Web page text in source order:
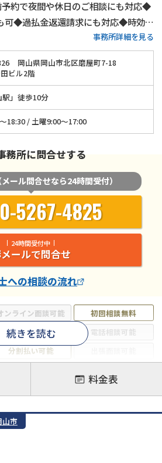
約で夜間や休日のご相談にも対応◆
可◆過払金返還請求にも対応◆時効の
「岡山駅」から徒歩10分◆岡山電
徒歩2分
事務所詳細を見る
ンライン面談可能
初回相談無料
19時以降電話可能
電話相談可能
分割払い可能
自己破産
任意整理
時効援用
続きを読む
岡山県岡山市北区磨屋町7-18
ビル2階
駅」徒歩10分
18:30 / 土曜9:00～17:00
務所に問合せする
メール問合せなら24時間受付）
5267-4825
24時間受付中
メールで問合せ
への相談の流れ
料金表
山市